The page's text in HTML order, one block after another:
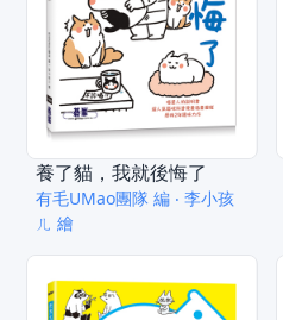
養了貓，我就後悔了
有毛UMao團隊 編 ‧ 李小孩
ㄦ 繪